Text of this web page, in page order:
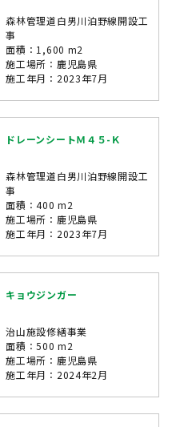
森林管理道白男川泊野線開設工
事
面積：1,600 m2
施工場所：鹿児島県
施工年月：2023年7月
ドレーンシートＭ４５-Ｋ
森林管理道白男川泊野線開設工
事
面積：400 m2
施工場所：鹿児島県
施工年月：2023年7月
キョウジンガー
治山施設修繕事業
面積：500 m2
施工場所：鹿児島県
施工年月：2024年2月